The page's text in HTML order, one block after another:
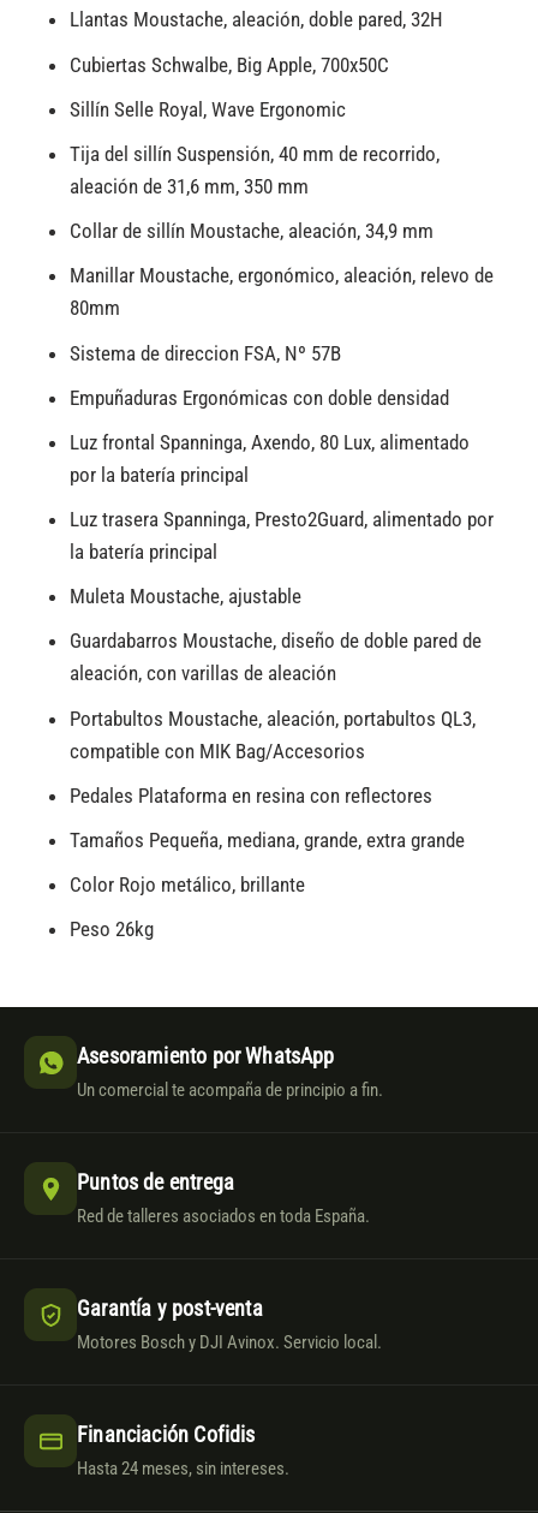
Llantas Moustache, aleación, doble pared, 32H
Cubiertas Schwalbe, Big Apple, 700x50C
Sillín Selle Royal, Wave Ergonomic
Tija del sillín Suspensión, 40 mm de recorrido,
aleación de 31,6 mm, 350 mm
Collar de sillín Moustache, aleación, 34,9 mm
Manillar Moustache, ergonómico, aleación, relevo de
80mm
Sistema de direccion FSA, Nº 57B
Empuñaduras Ergonómicas con doble densidad
Luz frontal Spanninga, Axendo, 80 Lux, alimentado
por la batería principal
Luz trasera Spanninga, Presto2Guard, alimentado por
la batería principal
Muleta Moustache, ajustable
Guardabarros Moustache, diseño de doble pared de
aleación, con varillas de aleación
Portabultos Moustache, aleación, portabultos QL3,
compatible con MIK Bag/Accesorios
Pedales Plataforma en resina con reflectores
Tamaños Pequeña, mediana, grande, extra grande
Color Rojo metálico, brillante
Peso 26kg
Asesoramiento por WhatsApp
Un comercial te acompaña de principio a fin.
Puntos de entrega
Red de talleres asociados en toda España.
Garantía y post-venta
Motores Bosch y DJI Avinox. Servicio local.
Financiación Cofidis
Hasta 24 meses, sin intereses.